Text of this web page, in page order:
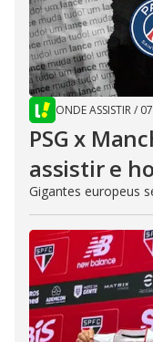
ONDE ASSISTIR/
PSG x
assistir e
Gigantes europeus